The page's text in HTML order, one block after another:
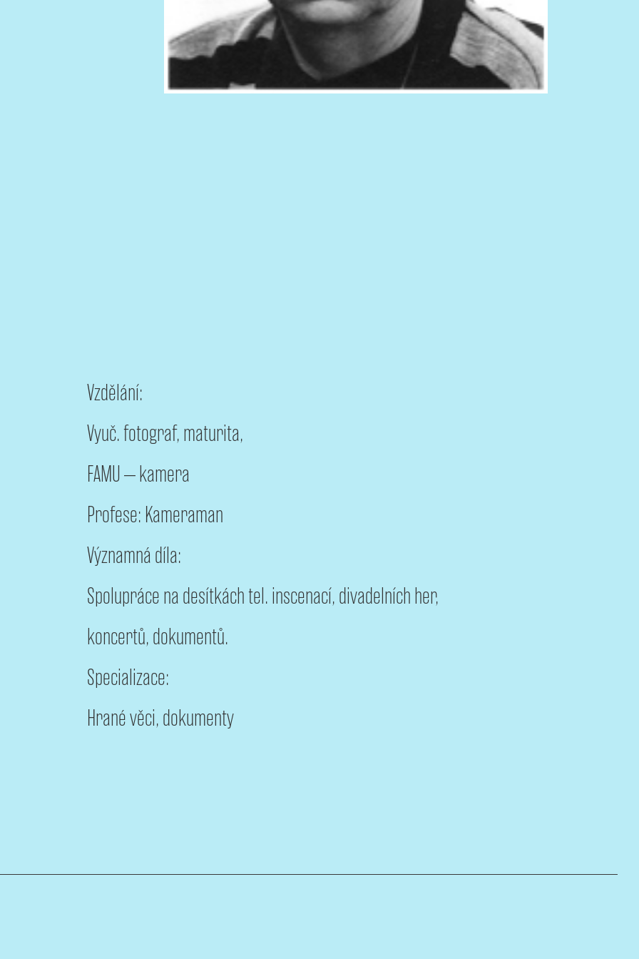
Vzdělání:
Vyuč. fotograf, maturita,
FAMU – kamera
Profese: Kameraman
Významná díla:
Spolupráce na desítkách tel. inscenací, divadelních her,
koncertů, dokumentů.
Specializace:
Hrané věci, dokumenty